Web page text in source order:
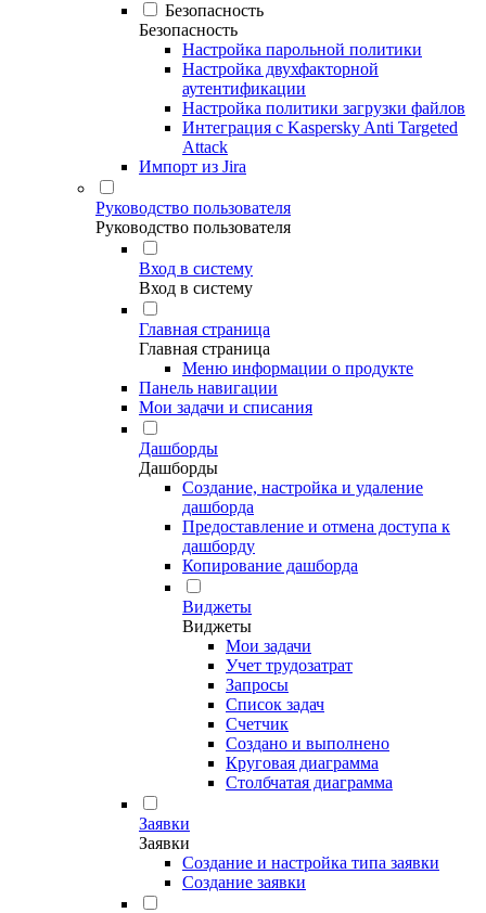
Безопасность
Безопасность
Настройка парольной политики
Настройка двухфакторной
аутентификации
Настройка политики загрузки файлов
Интеграция с Kaspersky Anti Targeted
Attack
Импорт из Jira
Руководство пользователя
Руководство пользователя
Вход в систему
Вход в систему
Главная страница
Главная страница
Меню информации о продукте
Панель навигации
Мои задачи и списания
Дашборды
Дашборды
Создание, настройка и удаление
дашборда
Предоставление и отмена доступа к
дашборду
Копирование дашборда
Виджеты
Виджеты
Мои задачи
Учет трудозатрат
Запросы
Список задач
Счетчик
Создано и выполнено
Круговая диаграмма
Столбчатая диаграмма
Заявки
Заявки
Создание и настройка типа заявки
Создание заявки